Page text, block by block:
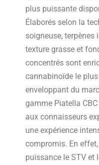
plus puissante
Élaborés selon la
soigneuse, terpènes
texture grasse et
concentrés sont
cannabinoïde le
enveloppant du
gamme Piatella
aux connaisseurs
une expérience
compromis. En effet,
puissance le STV et